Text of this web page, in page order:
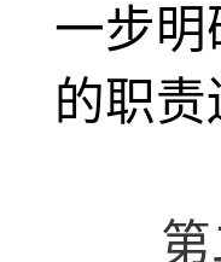
一步
的职
第二